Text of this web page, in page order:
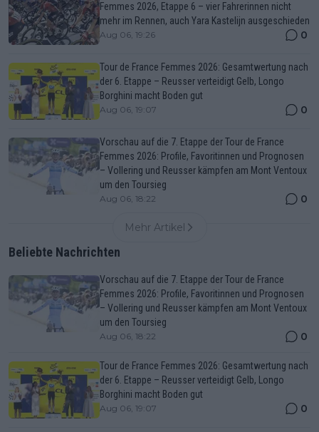
Femmes 2026, Etappe 6 – vier Fahrerinnen nicht
mehr im Rennen, auch Yara Kastelijn ausgeschieden
Aug 06, 19:26 0
Tour de France Femmes 2026: Gesamtwertung nach
der 6. Etappe – Reusser verteidigt Gelb, Longo
Borghini macht Boden gut
Aug 06, 19:07 0
Vorschau auf die 7. Etappe der Tour de France
Femmes 2026: Profile, Favoritinnen und Prognosen
– Vollering und Reusser kämpfen am Mont Ventoux
um den Toursieg
Aug 06, 18:22 0
Mehr Artikel
Beliebte Nachrichten
Vorschau auf die 7. Etappe der Tour de France
Femmes 2026: Profile, Favoritinnen und Prognosen
– Vollering und Reusser kämpfen am Mont Ventoux
um den Toursieg
Aug 06, 18:22 0
Tour de France Femmes 2026: Gesamtwertung nach
der 6. Etappe – Reusser verteidigt Gelb, Longo
Borghini macht Boden gut
Aug 06, 19:07 0